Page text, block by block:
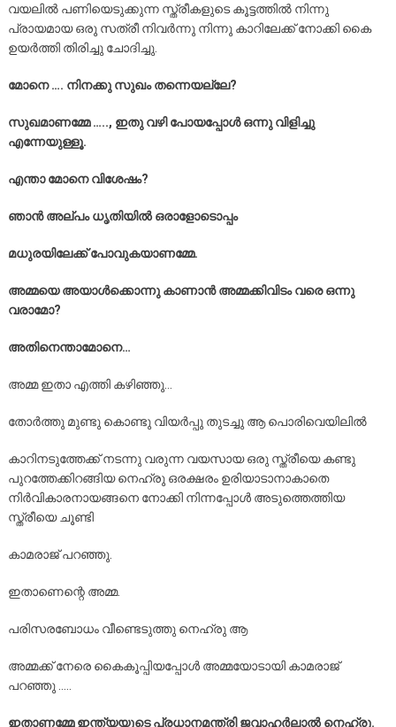
വയലിൽ പണിയെടുക്കുന്ന സ്ത്രീകളുടെ കൂട്ടത്തിൽ നിന്നു
പ്രായമായ ഒരു സത്രീ നിവർന്നു നിന്നു കാറിലേക്ക് നോക്കി കൈ
ഉയർത്തി തിരിച്ചു ചോദിച്ചു.
മോനെ …. നിനക്കു സുഖം തന്നെയല്ലേ?
സുഖമാണമ്മേ ….., ഇതു വഴി പോയപ്പോൾ ഒന്നു വിളിച്ചു
എന്നേയുള്ളൂ.
എന്താ മോനെ വിശേഷം?
ഞാൻ അല്പം ധൃതിയിൽ ഒരാളോടൊപ്പം
മധുരയിലേക്ക് പോവുകയാണമ്മേ.
അമ്മയെ അയാൾക്കൊന്നു കാണാൻ അമ്മക്കിവിടം വരെ ഒന്നു
വരാമോ?
അതിനെന്താമോനെ…
അമ്മ ഇതാ എത്തി കഴിഞ്ഞു…
തോർത്തു മുണ്ടു കൊണ്ടു വിയർപ്പു തുടച്ചു ആ പൊരിവെയിലിൽ
കാറിനടുത്തേക്ക് നടന്നു വരുന്ന വയസായ ഒരു സ്ത്രീയെ കണ്ടു
പുറത്തേക്കിറങ്ങിയ നെഹ്രു ഒരക്ഷരം ഉരിയാടാനാകാതെ
നിർവികാരനായങ്ങനെ നോക്കി നിന്നപ്പോൾ അടുത്തെത്തിയ
സ്ത്രീയെ ചൂണ്ടി
കാമരാജ് പറഞ്ഞു.
ഇതാണെന്റെ അമ്മ.
പരിസരബോധം വീണ്ടെടുത്തു നെഹ്രു ആ
അമ്മക്ക് നേരെ കൈകൂപ്പിയപ്പോൾ അമ്മയോടായി കാമരാജ്
പറഞ്ഞു …..
ഇതാണമ്മേ ഇന്ത്യയുടെ പ്രധാനമന്ത്രി ജവാഹർലാൽ നെഹ്രു.